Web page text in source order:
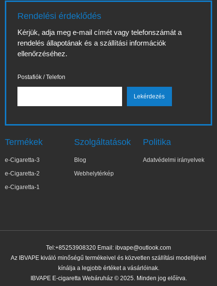
Rendelési érdeklődés
Kérjük, adja meg e-mail címét vagy telefonszámát a
rendelés állapotának és a szállítási információk
ellenőrzéséhez.
Postafiók / Telefon
Termékek
e-Cigaretta-3
e-Cigaretta-2
e-Cigaretta-1
Szolgáltatások
Blog
Webhelytérkép
Politika
Adatvédelmi irányelvek
Tel:+85253908320 Email: ibvape@outlook.com
Az IBVAPE kiváló minőségű termékeivel és közvetlen szállítási modelljével
kínálja a legjobb értéket a vásárlóinak.
IBVAPE E-cigaretta Webáruház © 2025. Minden jog előírva.
✕
Kar***lina